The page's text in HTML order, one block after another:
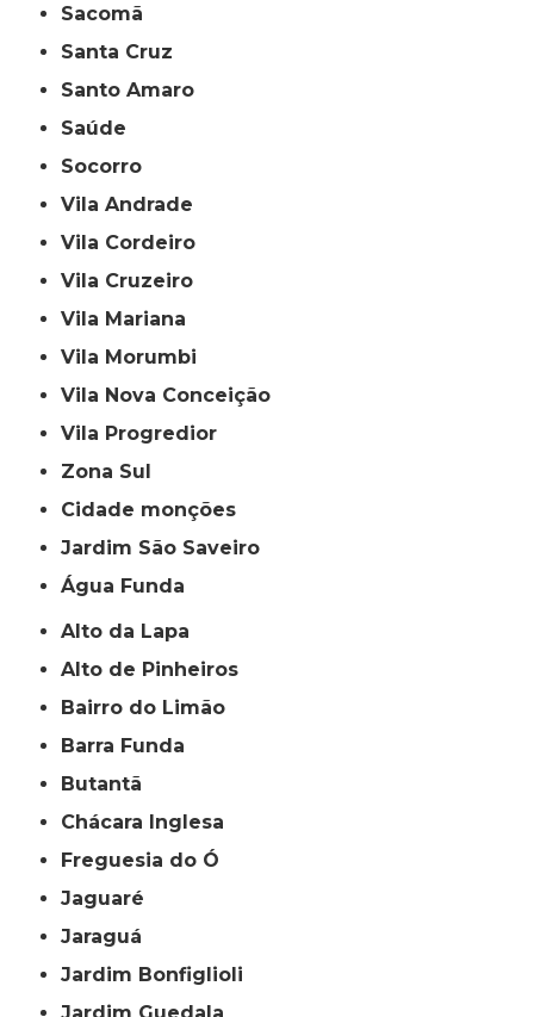
Sacomã
Santa Cruz
Santo Amaro
Saúde
Socorro
Vila Andrade
Vila Cordeiro
Vila Cruzeiro
Vila Mariana
Vila Morumbi
Vila Nova Conceição
Vila Progredior
Zona Sul
cidade monções
jardim São Saveiro
Água Funda
Alto da Lapa
Alto de Pinheiros
Bairro do Limão
Barra Funda
Butantã
Chácara Inglesa
Freguesia do Ó
Jaguaré
Jaraguá
Jardim Bonfiglioli